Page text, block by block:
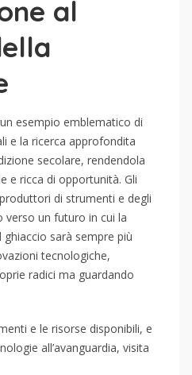
al
esempio emblematico di
e la ricerca approfondita
secolare, rendendola
e ricca di opportunità. Gli
di strumenti e degli
verso un futuro in cui la
sarà sempre più
tecnologiche,
radici ma guardando
e le risorse disponibili, e
all’avanguardia, visita